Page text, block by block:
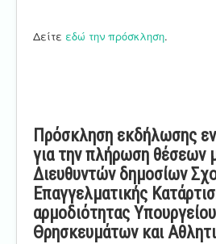
Δείτε εδώ την πρόσκληση.
Πρόσκληση εκδήλωσης
για την πλήρωση θέσεων
Διευθυντών δημοσίων
Επαγγελματικής
αρμοδιότητας
Θρησκευμάτων και